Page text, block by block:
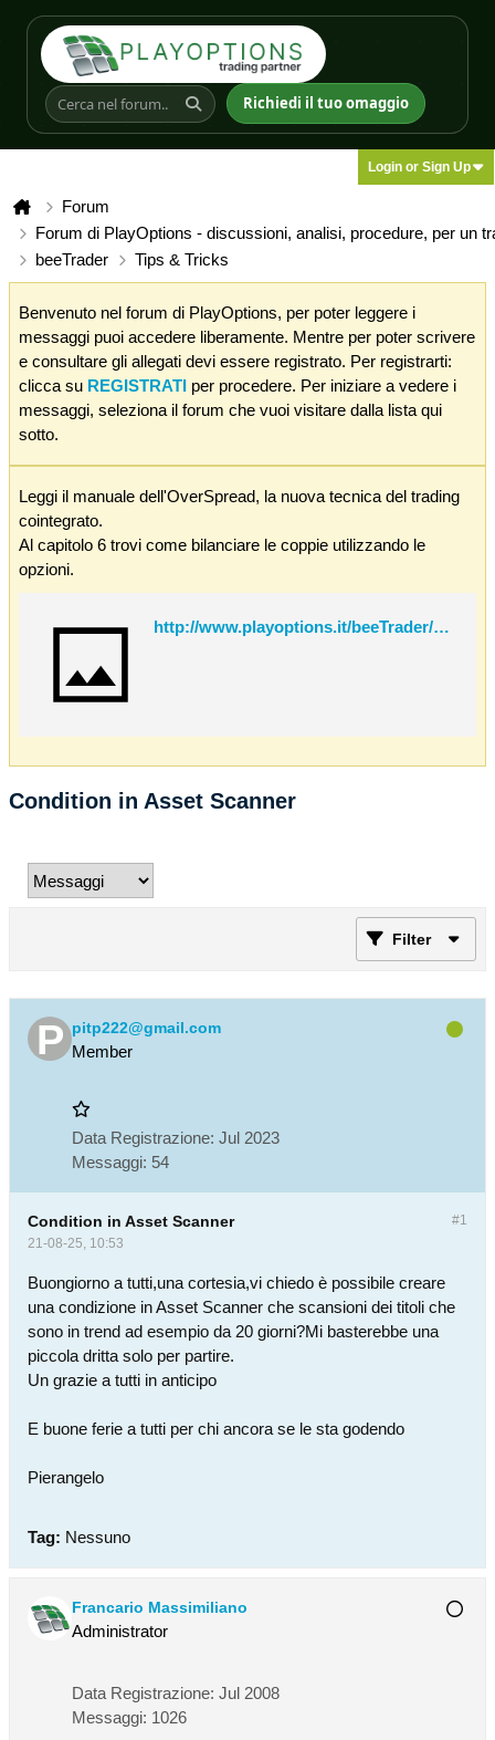
Richiedi il tuo omaggio
Login or Sign Up
Forum
Forum di PlayOptions - discussioni, analisi, procedure, per un
beeTrader
Tips & Tricks
Benvenuto nel forum di PlayOptions, per poter leggere i
messaggi puoi accedere liberamente. Mentre per poter scrivere
e consultare gli allegati devi essere registrato. Per registrarti:
clicca su REGISTRATI per procedere. Per iniziare a vedere i
messaggi, seleziona il forum che vuoi visitare dalla lista qui
sotto.
Leggi il manuale dell'OverSpread, la nuova tecnica del trading
cointegrato.
Al capitolo 6 trovi come bilanciare le coppie utilizzando le
opzioni.
http://www.playoptions.it/beeTrader/OverSpread.pdf
Condition in Asset Scanner
Filter
pitp222@gmail.com
Member
Data Registrazione: Jul 2023
Messaggi: 54
#1
Condition in Asset Scanner
21-08-25, 10:53
Buongiorno a tutti,una cortesia,vi chiedo è possibile creare
una condizione in Asset Scanner che scansioni dei titoli che
sono in trend ad esempio da 20 giorni?Mi basterebbe una
piccola dritta solo per partire.
Un grazie a tutti in anticipo
E buone ferie a tutti per chi ancora se le sta godendo
Pierangelo
Tag: Nessuno
Francario Massimiliano
Administrator
Data Registrazione: Jul 2008
Messaggi: 1026